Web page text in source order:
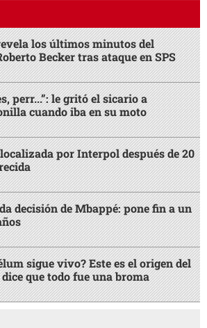
los últimos minutos del
Becker tras ataque en SPS
perr...”: le gritó el sicario a
cuando iba en su moto
por Interpol después de 20
decisión de Mbappé: pone fin a un
sigue vivo? Este es el origen del
que todo fue una broma